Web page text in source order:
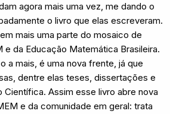
agora mais uma vez, me dando o
o livro que elas escreveram.
mais uma parte do mosaico de
e da Educação Matemática Brasileira.
a mais, é uma nova frente, já que
dentre elas teses, dissertações e
Científica. Assim esse livro abre nova
e da comunidade em geral: trata